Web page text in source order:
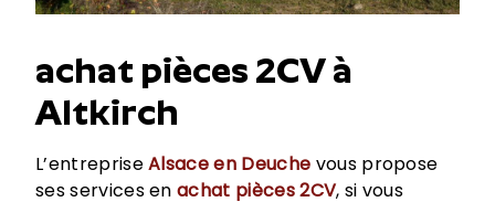
achat pièces 2CV à
Altkirch
L’entrepriseAlsace en Deuche vous propose
ses services enachat pièces 2CV, si vous